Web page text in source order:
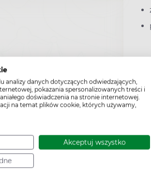
analizy danych dotyczących odwiedzających,
pokazania spersonalizowanych treści i
doświadczenia na stronie internetowej.
na temat plików cookie, których używamy,
Akceptuj wszystko